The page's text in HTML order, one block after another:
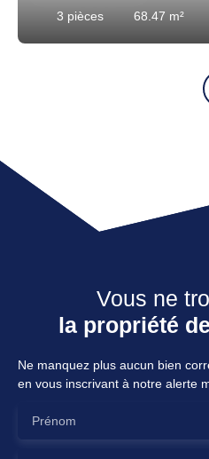
3 pièces 68.47 m²
Vous ne
la propriété
Ne manquez plus aucun bien
en vous inscrivant à notre alerte
Prénom